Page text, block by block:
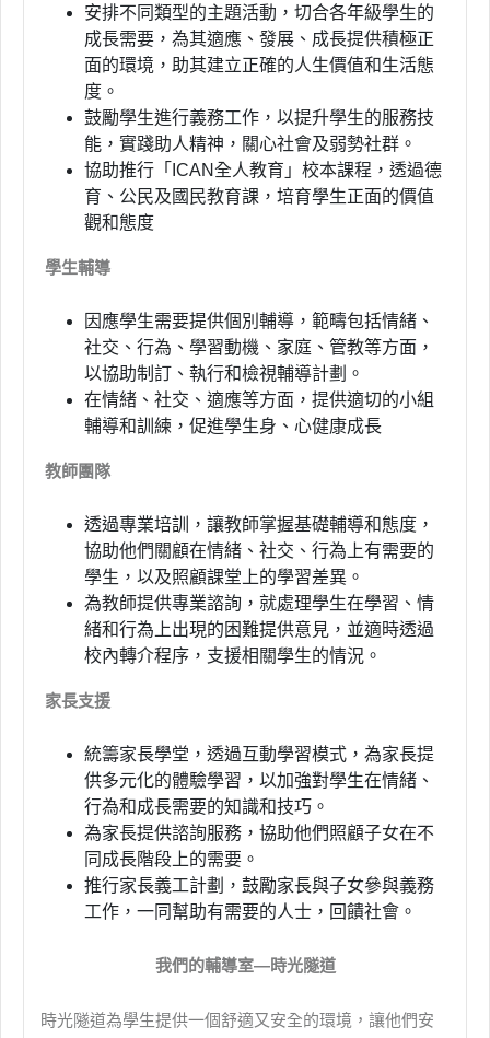
安排不同類型的主題活動，切合各年級學生的
成長需要，為其適應、發展、成長提供積極正
面的環境，助其建立正確的人生價值和生活態
度。
鼓勵學生進行義務工作，以提升學生的服務技
能，實踐助人精神，關心社會及弱勢社群。
協助推行「 ICAN全人教育」校本課程，透過德
育、公民及國民教育課，培育學生正面的價值
觀和態度
學生輔導
因應學生需要提供個別輔導，範疇包括情緒、
社交、行為、學習動機、家庭、管教等方面，
以協助制訂、執行和檢視輔導計劃。
在情緒、社交、適應等方面，提供適切的小組
輔導和訓練，促進學生身、心健康成長
教師團隊
透過專業培訓，讓教師掌握基礎輔導和態度，
協助他們關顧在情緒、社交、行為上有需要的
學生，以及照顧課堂上的學習差異。
為教師提供專業諮詢，就處理學生在學習、情
緒和行為上出現的困難提供意見，並適時透過
校內轉介程序，支援相關學生的情況。
家長支援
統籌家長學堂，透過互動學習模式，為家長提
供多元化的體驗學習，以加強對學生在情緒、
行為和成長需要的知識和技巧。
為家長提供諮詢服務，協助他們照顧子女在不
同成長階段上的需要。
推行家長義工計劃，鼓勵家長與子女參與義務
工作，一同幫助有需要的人士，回饋社會。
我們的輔導室—時光隧道
時光隧道為學生提供一個舒適又安全的環境，讓他們安